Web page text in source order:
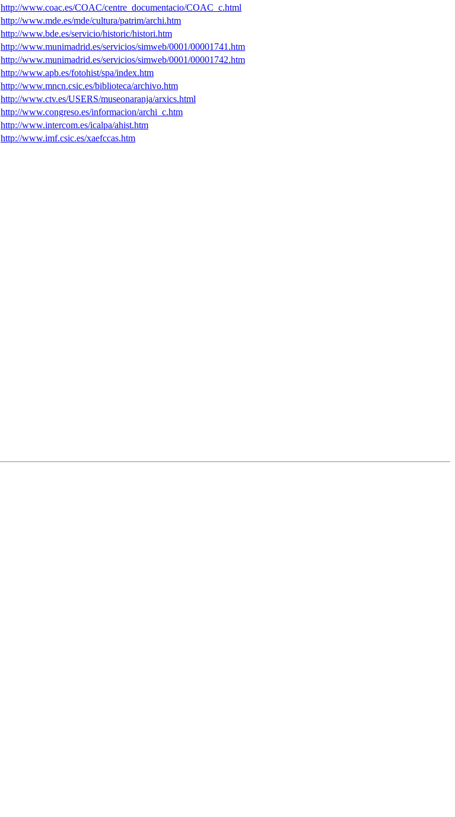
http://www.coac.es/COAC/centre_documentacio/COAC_c.html
http://www.mde.es/mde/cultura/patrim/archi.htm
http://www.bde.es/servicio/historic/histori.htm
http://www.munimadrid.es/servicios/simweb/0001/00001741.htm
http://www.munimadrid.es/servicios/simweb/0001/00001742.htm
http://www.apb.es/fotohist/spa/index.htm
http://www.mncn.csic.es/biblioteca/archivo.htm
http://www.ctv.es/USERS/museonaranja/arxics.html
http://www.congreso.es/informacion/archi_c.htm
http://www.intercom.es/icalpa/ahist.htm
http://www.imf.csic.es/xaefccas.htm